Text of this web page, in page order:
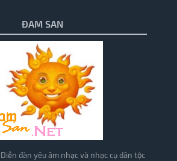
ĐAM SAN
đàn yêu âm nhạc và nhạc cụ dân tộc